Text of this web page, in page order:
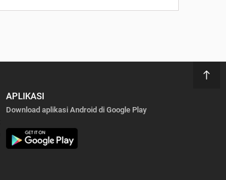
APLIKASI
Download aplikasi Android di Google Play